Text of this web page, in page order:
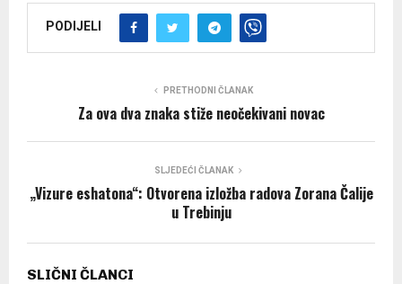
PODIJELI
PRETHODNI ČLANAK
Za ova dva znaka stiže neočekivani novac
SLJEDEĆI ČLANAK
„Vizure eshatona“: Otvorena izložba radova Zorana Čalije
u Trebinju
SLIČNI ČLANCI